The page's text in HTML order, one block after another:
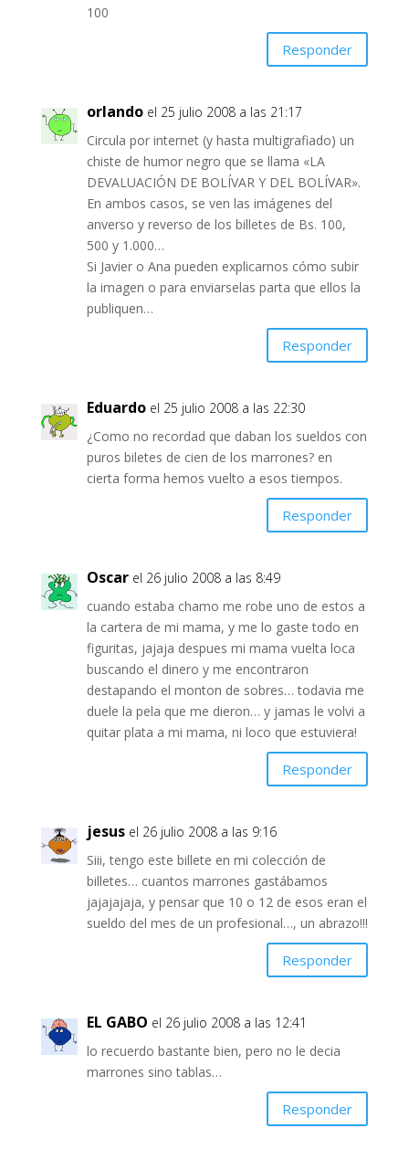
100
Responder
orlando el 25 julio 2008 a las 21:17
Circula por internet (y hasta multigrafiado) un
chiste de humor negro que se llama «LA
DEVALUACIÓN DE BOLÍVAR Y DEL BOLÍVAR».
En ambos casos, se ven las imágenes del
anverso y reverso de los billetes de Bs. 100,
500 y 1.000…
Si Javier o Ana pueden explicarnos cómo subir
la imagen o para enviarselas parta que ellos la
publiquen…
Responder
Eduardo el 25 julio 2008 a las 22:30
¿Como no recordad que daban los sueldos con
puros biletes de cien de los marrones? en
cierta forma hemos vuelto a esos tiempos.
Responder
Oscar el 26 julio 2008 a las 8:49
cuando estaba chamo me robe uno de estos a
la cartera de mi mama, y me lo gaste todo en
figuritas, jajaja despues mi mama vuelta loca
buscando el dinero y me encontraron
destapando el monton de sobres… todavia me
duele la pela que me dieron… y jamas le volvi a
quitar plata a mi mama, ni loco que estuviera!
Responder
jesus el 26 julio 2008 a las 9:16
Siii, tengo este billete en mi colección de
billetes… cuantos marrones gastábamos
jajajajaja, y pensar que 10 o 12 de esos eran el
sueldo del mes de un profesional…, un abrazo!!!
Responder
EL GABO el 26 julio 2008 a las 12:41
lo recuerdo bastante bien, pero no le decia
marrones sino tablas…
Responder